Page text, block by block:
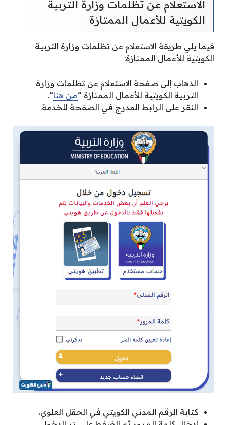
الاستعلام عن تظلمات وزارة التربية
الكويتية للأعمال الممتازة
فيما يلي طريقة الاستعلام عن تظلمات وزارة التربية
الكويتية للأعمال الممتازة:
الذهاب إلى صفحة الاستعلام عن تظلمات وزارة
التربية الكويتية للأعمال الممتازة “من هنا“.
النقر على الرابط المدرج في الصفحة للخدمة.
كتابة الرقم المدني الكويتي في الحقل العلوي.